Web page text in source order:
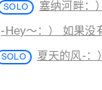
SOLO 塞纳河畔：）
-Hey～：） 如果没
SOLO 夏天的风-：